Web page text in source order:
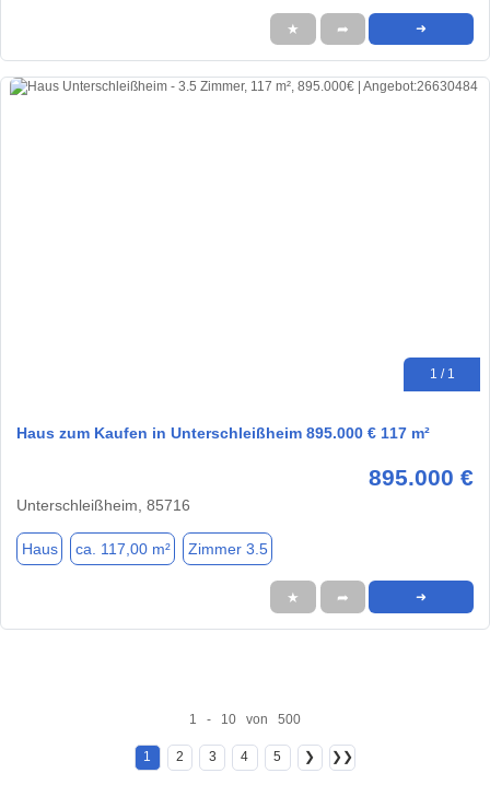
★ ➦ ➜
1 / 1
Haus zum Kaufen in Unterschleißheim 895.000 € 117 m²
895.000 €
Unterschleißheim, 85716
Haus ca. 117,00 m² Zimmer 3.5
★ ➦ ➜
1 - 10 von 500
1 2 3 4 5 ❯ ❯❯